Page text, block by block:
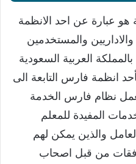
هو عبارة عن احد الانظمة
والاداريين والمستخدمين
العربية السعودية
انظمة فارس التابعة الى
نظام فارس الخدمة
المفيدة للمعلم
والذين يمكن لهم
من قبل اصحاب